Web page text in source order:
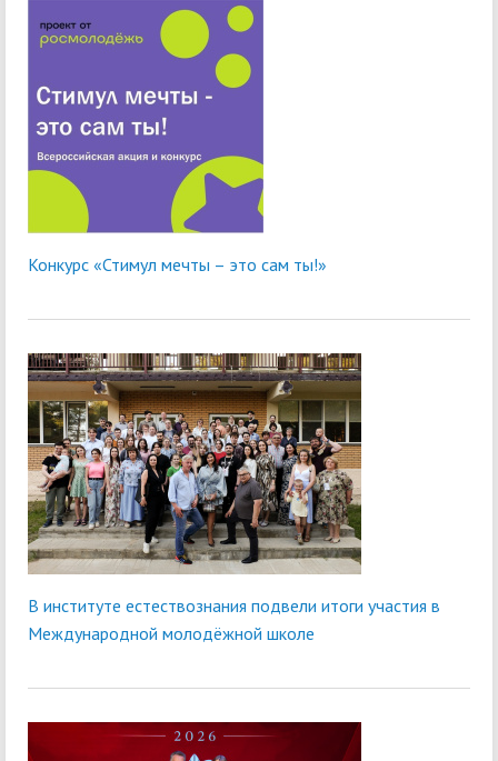
Конкурс «Стимул мечты – это сам ты!»
В институте естествознания подвели итоги участия в
Международной молодёжной школе